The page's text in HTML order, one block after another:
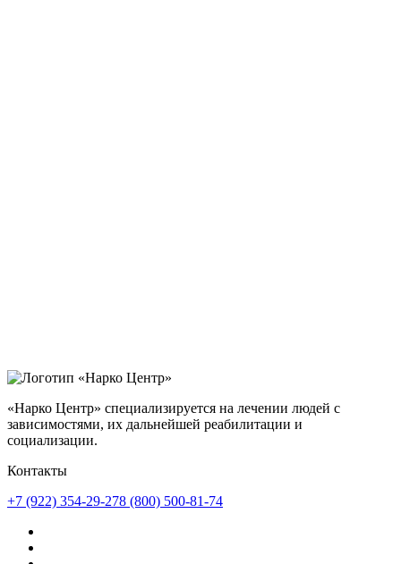
«Нарко Центр» специализируется на лечении людей с
зависимостями, их дальнейшей реабилитации и
социализации.
Контакты
+7 (922) 354-29-278 (800) 500-81-74